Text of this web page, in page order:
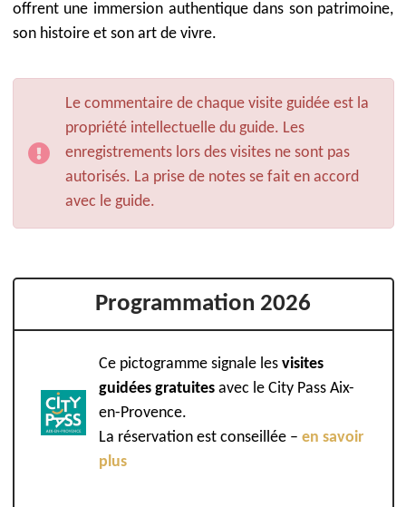
offrent une immersion authentique dans son patrimoine,
son histoire et son art de vivre.
Le commentaire de chaque visite guidée est la
propriété intellectuelle du guide. Les
enregistrements lors des visites ne sont pas
autorisés. La prise de notes se fait en accord
avec le guide.
Programmation 2026
Ce pictogramme signale les visites
guidées gratuites avec le City Pass Aix-
en-Provence.
La réservation est conseillée – en savoir
plus